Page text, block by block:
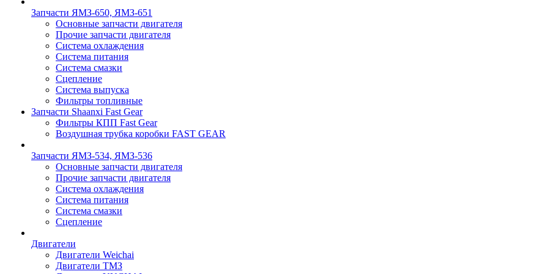
Запчасти ЯМЗ-650, ЯМЗ-651
Основные запчасти двигателя
Прочие запчасти двигателя
Система охлаждения
Система питания
Система смазки
Сцепление
Система выпуска
Фильтры топливные
Запчасти Shaanxi Fast Gear
Фильтры КПП Fast Gear
Воздушная трубка коробки FAST GEAR
Запчасти ЯМЗ-534, ЯМЗ-536
Основные запчасти двигателя
Прочие запчасти двигателя
Система охлаждения
Система питания
Система смазки
Сцепление
Двигатели
Двигатели Weichai
Двигатели ТМЗ